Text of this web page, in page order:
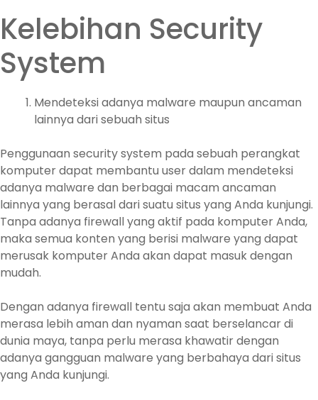
Kelebihan Security
System
Mendeteksi adanya malware maupun ancaman
lainnya dari sebuah situs
Penggunaan security system pada sebuah perangkat
komputer dapat membantu user dalam mendeteksi
adanya malware dan berbagai macam ancaman
lainnya yang berasal dari suatu situs yang Anda kunjungi.
Tanpa adanya firewall yang aktif pada komputer Anda,
maka semua konten yang berisi malware yang dapat
merusak komputer Anda akan dapat masuk dengan
mudah.
Dengan adanya firewall tentu saja akan membuat Anda
merasa lebih aman dan nyaman saat berselancar di
dunia maya, tanpa perlu merasa khawatir dengan
adanya gangguan malware yang berbahaya dari situs
yang Anda kunjungi.